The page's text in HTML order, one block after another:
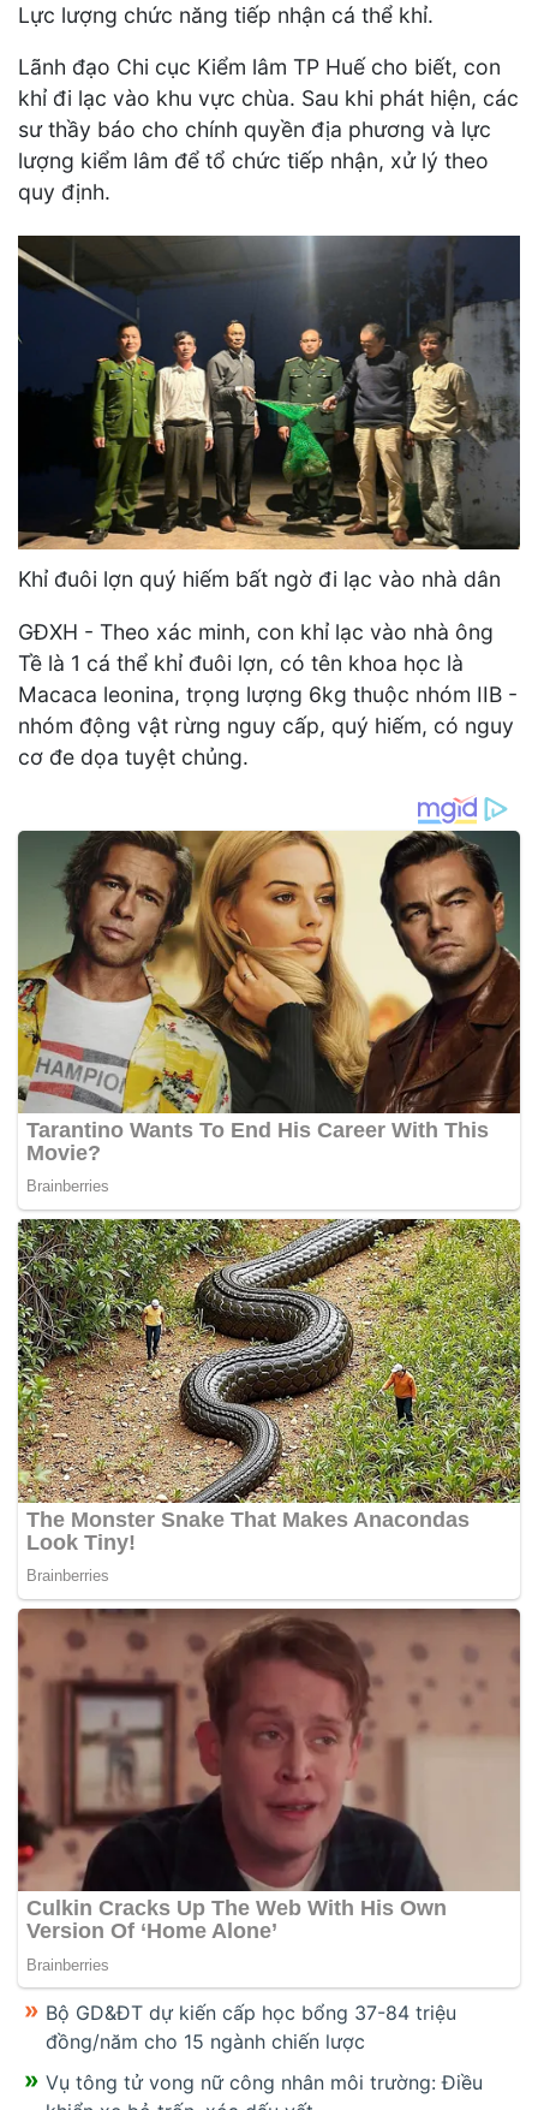
Lực lượng chức năng tiếp nhận cá thể khỉ.
Lãnh đạo Chi cục Kiểm lâm TP Huế cho biết, con
khỉ đi lạc vào khu vực chùa. Sau khi phát hiện, các
sư thầy báo cho chính quyền địa phương và lực
lượng kiểm lâm để tổ chức tiếp nhận, xử lý theo
quy định.
Khỉ đuôi lợn quý hiếm bất ngờ đi lạc vào nhà dân
GĐXH - Theo xác minh, con khỉ lạc vào nhà ông
Tề là 1 cá thể khỉ đuôi lợn, có tên khoa học là
Macaca leonina, trọng lượng 6kg thuộc nhóm IIB -
nhóm động vật rừng nguy cấp, quý hiếm, có nguy
cơ đe dọa tuyệt chủng.
Bộ GD&ĐT dự kiến cấp học bổng 37-84 triệu
đồng/năm cho 15 ngành chiến lược
Vụ tông tử vong nữ công nhân môi trường: Điều